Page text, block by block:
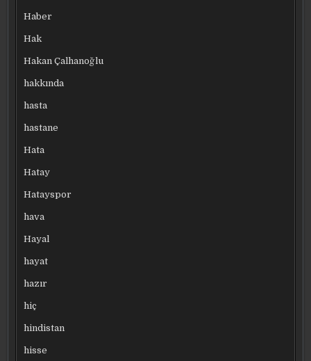
Haber
Hak
Hakan Çalhanoğlu
hakkında
hasta
hastane
Hata
Hatay
Hatayspor
hava
Hayal
hayat
hazır
hiç
hindistan
hisse